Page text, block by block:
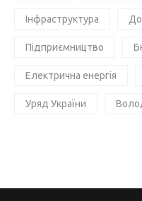
Інфраструктура
Підприємництво
Електрична енергія
Уряд України